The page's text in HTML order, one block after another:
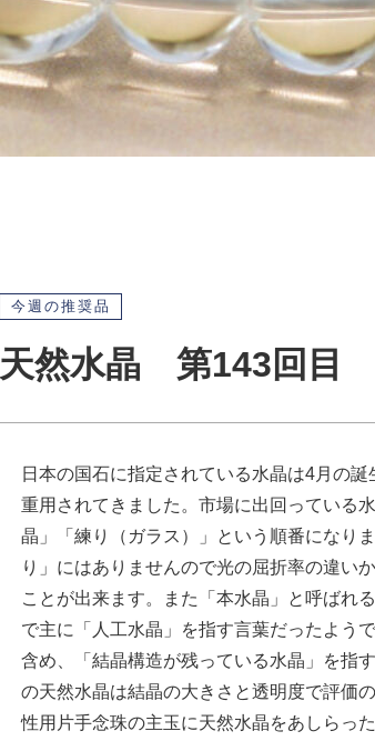
今週の推奨品
天然水晶 第143回目
日本の国石に指定されている水晶は4月の
重用されてきました。市場に出回っている
晶」「練り（ガラス）」という順番になり
り」にはありませんので光の屈折率の違い
ことが出来ます。また「本水晶」と呼ばれ
で主に「人工水晶」を指す言葉だったよう
含め、「結晶構造が残っている水晶」を指
の天然水晶は結晶の大きさと透明度で評価
性用片手念珠の主玉に天然水晶をあしらっ